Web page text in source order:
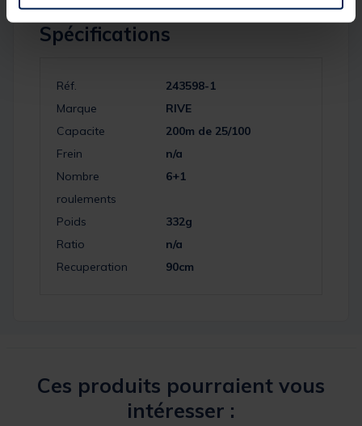
Spécifications
Réf.
243598-1
Marque
RIVE
Capacite
200m de 25/100
Frein
n/a
Nombre
roulements
6+1
Poids
332g
Ratio
n/a
Recuperation
90cm
Ces produits pourraient vous
intéresser :